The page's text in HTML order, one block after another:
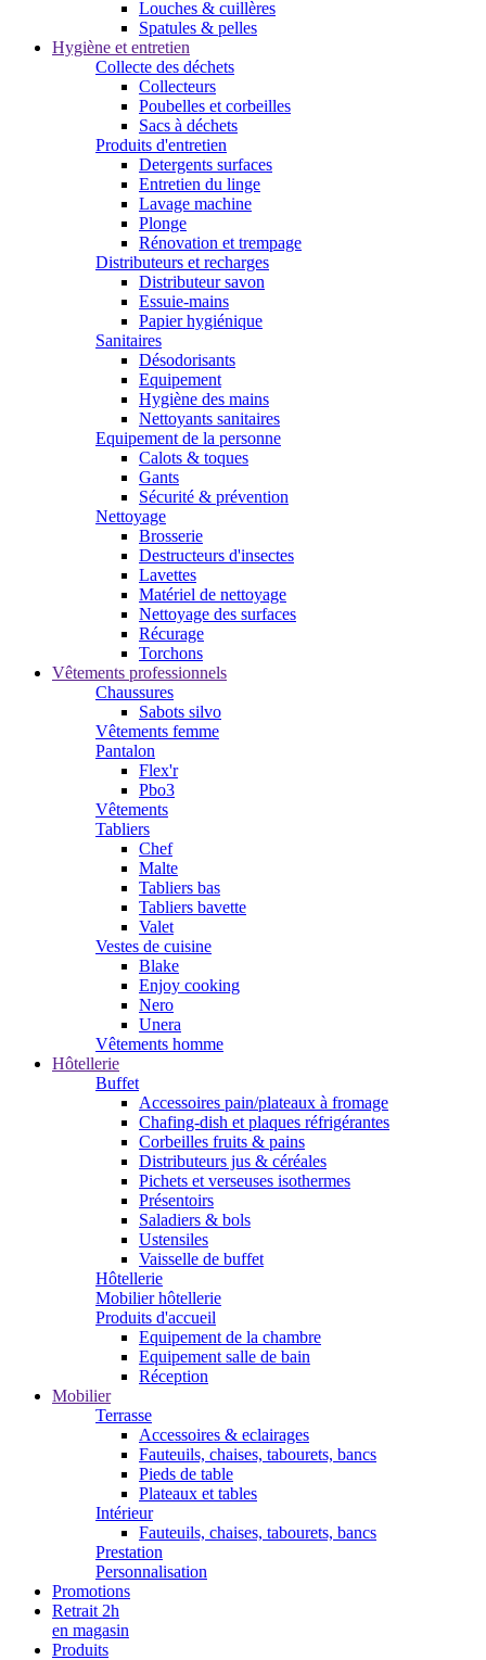
Louches & cuillères
Spatules & pelles
Hygiène et entretien
Collecte des déchets
Collecteurs
Poubelles et corbeilles
Sacs à déchets
Produits d'entretien
Detergents surfaces
Entretien du linge
Lavage machine
Plonge
Rénovation et trempage
Distributeurs et recharges
Distributeur savon
Essuie-mains
Papier hygiénique
Sanitaires
Désodorisants
Equipement
Hygiène des mains
Nettoyants sanitaires
Equipement de la personne
Calots & toques
Gants
Sécurité & prévention
Nettoyage
Brosserie
Destructeurs d'insectes
Lavettes
Matériel de nettoyage
Nettoyage des surfaces
Récurage
Torchons
Vêtements professionnels
Chaussures
Sabots silvo
Vêtements femme
Pantalon
Flex'r
Pbo3
Vêtements
Tabliers
Chef
Malte
Tabliers bas
Tabliers bavette
Valet
Vestes de cuisine
Blake
Enjoy cooking
Nero
Unera
Vêtements homme
Hôtellerie
Buffet
Accessoires pain/plateaux à fromage
Chafing-dish et plaques réfrigérantes
Corbeilles fruits & pains
Distributeurs jus & céréales
Pichets et verseuses isothermes
Présentoirs
Saladiers & bols
Ustensiles
Vaisselle de buffet
Hôtellerie
Mobilier hôtellerie
Produits d'accueil
Equipement de la chambre
Equipement salle de bain
Réception
Mobilier
Terrasse
Accessoires & eclairages
Fauteuils, chaises, tabourets, bancs
Pieds de table
Plateaux et tables
Intérieur
Fauteuils, chaises, tabourets, bancs
Prestation
Personnalisation
Promotions
Retrait 2h
en magasin
Produits